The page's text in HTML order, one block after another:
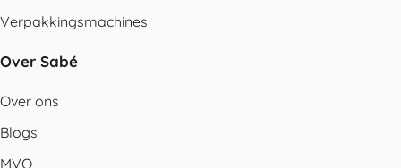
Verpakkingsmachines
Over Sabé
Over ons
Blogs
MVO